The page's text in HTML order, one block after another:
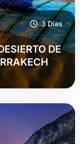
3 Días
DE